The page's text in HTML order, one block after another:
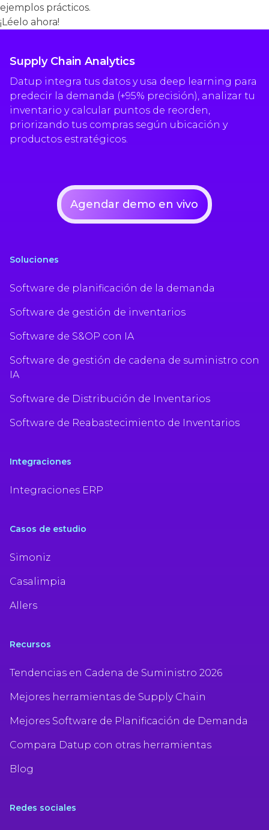
ejemplos prácticos.
¡Léelo ahora!
Supply Chain Analytics
Datup integra tus datos y usa deep learning para
predecir la demanda (+95% precisión), analizar tu
inventario y calcular puntos de reorden,
priorizando tus compras según ubicación y
productos estratégicos.
Agendar demo en vivo
Soluciones
Software de planificación de la demanda
Software de gestión de inventarios
Software de S&OP con IA
Software de gestión de cadena de suministro con
IA
Software de Distribución de Inventarios
Software de Reabastecimiento de Inventarios
Integraciones
Integraciones ERP
Casos de estudio
Simoniz
Casalimpia
Allers
Recursos
Tendencias en Cadena de Suministro 2026
Mejores herramientas de Supply Chain
Mejores Software de Planificación de Demanda
Compara Datup con otras herramientas
Blog
Redes sociales